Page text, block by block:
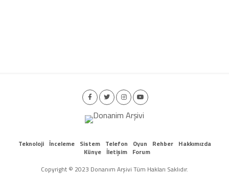
Teknoloji İnceleme Sistem Telefon Oyun Rehber
Hakkımızda
Künye İletişim Forum
Copyright © 2023 Donanım Arşivi Tüm Hakları Saklıdır.